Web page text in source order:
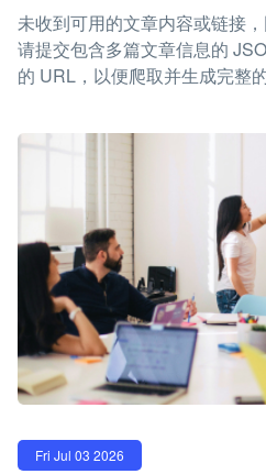
未收到可用的文章内容或链接，
请提交包含多篇文章信息的
的 URL，以便爬取并生成完整
Fri Jul 03 2026